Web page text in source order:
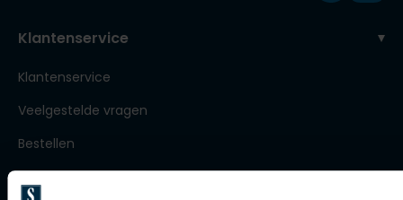
Slater
Klantenservice
Klantenservice
Veelgestelde vragen
Bestellen
Betalen